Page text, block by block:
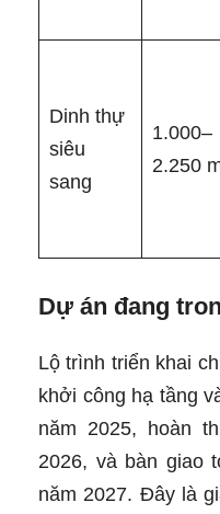
Dinh thự
siêu
sang
1.000–
2.250
Dự án đang
Lộ trình triển khai
khởi công hạ tầng
năm 2025, hoàn
2026, và bàn giao
năm 2027. Đây là